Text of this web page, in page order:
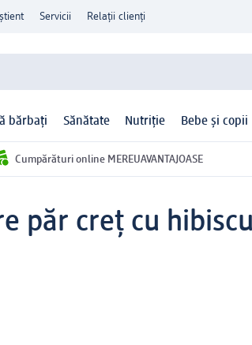
Servicii Relații clienți
bărbați Sănătate Nutriție Bebe și copii
Cumpărături online MEREUAVANTAJOASE
păr creț cu